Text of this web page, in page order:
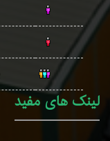
لینک های مفید